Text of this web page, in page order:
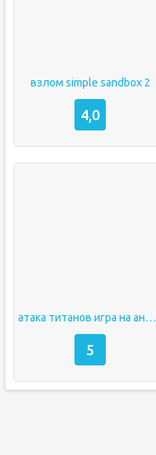
взлом simple sandbox 2
4,0
атака титанов игра на андроид
5